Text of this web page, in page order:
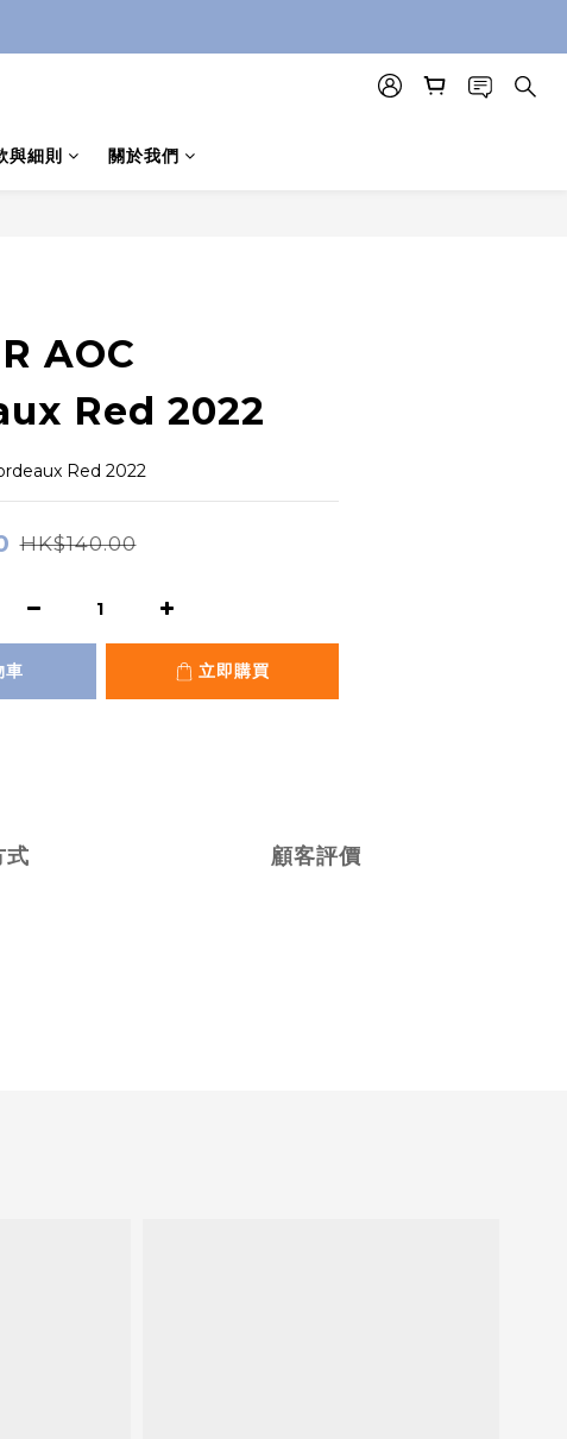
與細則 關於我們
AOC
Red 2022
Red 2022
HK$140.00
車 立即購買
式 顧客評價